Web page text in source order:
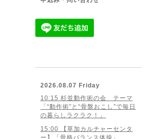
2026.08.07 Friday
10:15 杉並動作術の会 テーマ
「“動作術”と“骨盤おこし”で毎日
の暮らしラクラク！」
15:00 【草加カルチャーセンタ
ー】「骨格バランス体操」